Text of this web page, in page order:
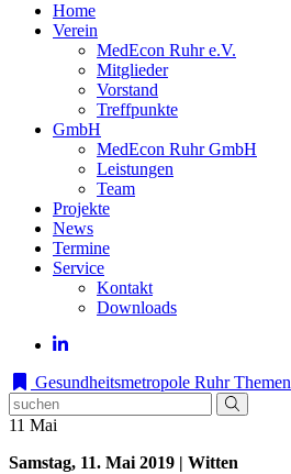
Home
Verein
MedEcon Ruhr e.V.
Mitglieder
Vorstand
Treffpunkte
GmbH
MedEcon Ruhr GmbH
Leistungen
Team
Projekte
News
Termine
Service
Kontakt
Downloads
Gesundheitsmetropole Ruhr Themen
11 Mai
Samstag, 11. Mai 2019 | Witten